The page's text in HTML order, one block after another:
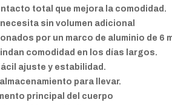
total que mejora la comodidad.
sin volumen adicional
por un marco de aluminio de 6
comodidad en los días largos.
ajuste y estabilidad.
para llevar.
principal del cuerpo